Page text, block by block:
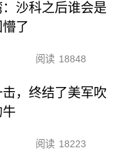
沙科之后谁会是
了
阅读 18848
，终结了美军吹
牛
阅读 18223